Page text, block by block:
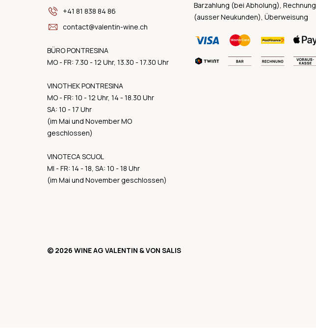
+41 81 838 84 86
contact@valentin-wine.ch
BÜRO PONTRESINA
MO - FR: 7.30 - 12 Uhr, 13.30 - 17.30 Uhr
VINOTHEK PONTRESINA
MO - FR: 10 - 12 Uhr, 14 - 18.30 Uhr
SA: 10 - 17 Uhr
(im Mai und November MO
geschlossen)
VINOTECA SCUOL
MI - FR: 14 - 18, SA: 10 - 18 Uhr
(im Mai und November geschlossen)
Barzahlung (bei Abholung), Rechnung
(ausser Neukunden), Überweisung
© 2026 WINE AG VALENTIN & VON SALIS